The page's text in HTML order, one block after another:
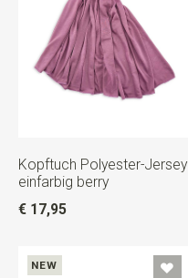
Kopftuch Polyester-Jersey
einfarbig berry
€ 17,95
NEW